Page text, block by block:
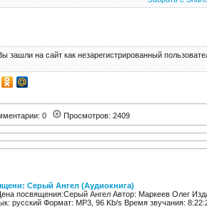
зашли на сайт как незарегистрированный
0 Просмотров: 2409
Серый Ангел (Аудиокнига)
посвящения:Серый Ангел Автор: Маркеев Олег
русский Формат: MP3, 96 Kb/s Время звучания: